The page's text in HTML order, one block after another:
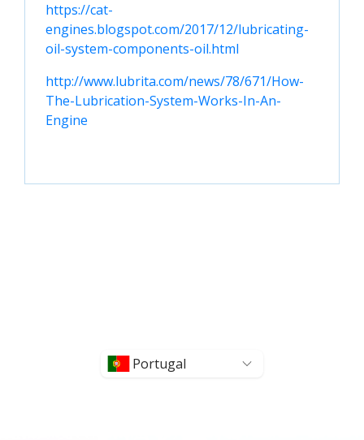
https://cat-
engines.blogspot.com/2017/12/lubricating-
oil-system-components-oil.html
http://www.lubrita.com/news/78/671/How-
The-Lubrication-System-Works-In-An-
Engine
Portugal